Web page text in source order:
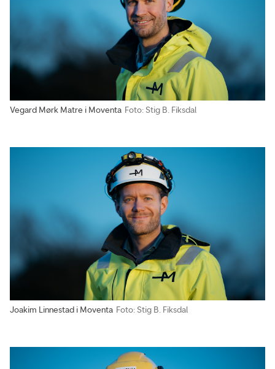
Vegard Mørk Matre i Moventa Foto: Stig B. Fiksdal
Joakim Linnestad i Moventa Foto: Stig B. Fiksdal